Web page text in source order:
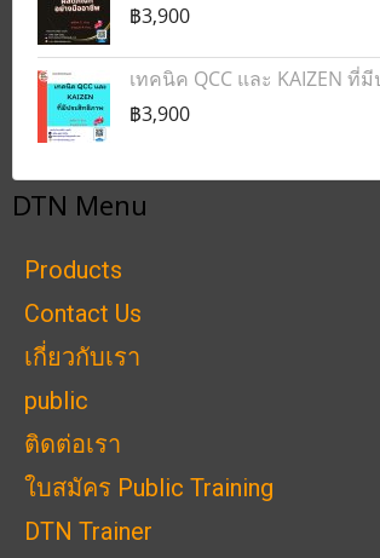
฿3,900
เทคนิค QCC และ KAIZEN ที่
฿3,900
DTN Menu
Products
Contact Us
เกี่ยวกับเรา
public
ติดต่อเรา
ใบสมัคร Public Training
DTN Trainer